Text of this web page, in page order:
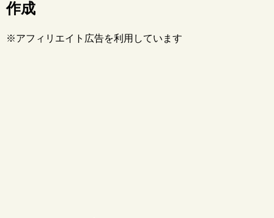
作成
※アフィリエイト広告を利用しています